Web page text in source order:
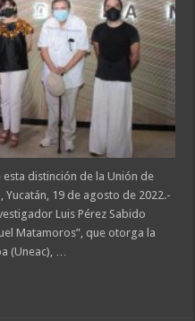
distinción de la Unión de
Yucatán, 19 de agosto de 2022.-
Luis Pérez Sabido
Matamoros”, que otorga la
(Uneac), …